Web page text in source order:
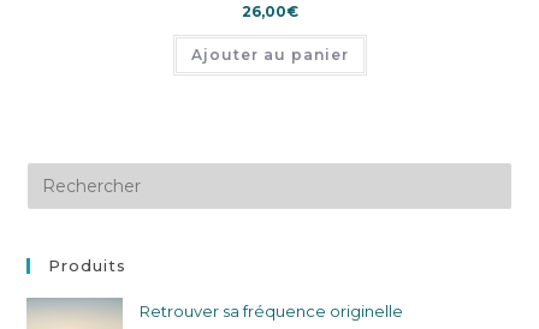
26,00€
Ajouter au panier
Produits
Retrouver sa fréquence originelle